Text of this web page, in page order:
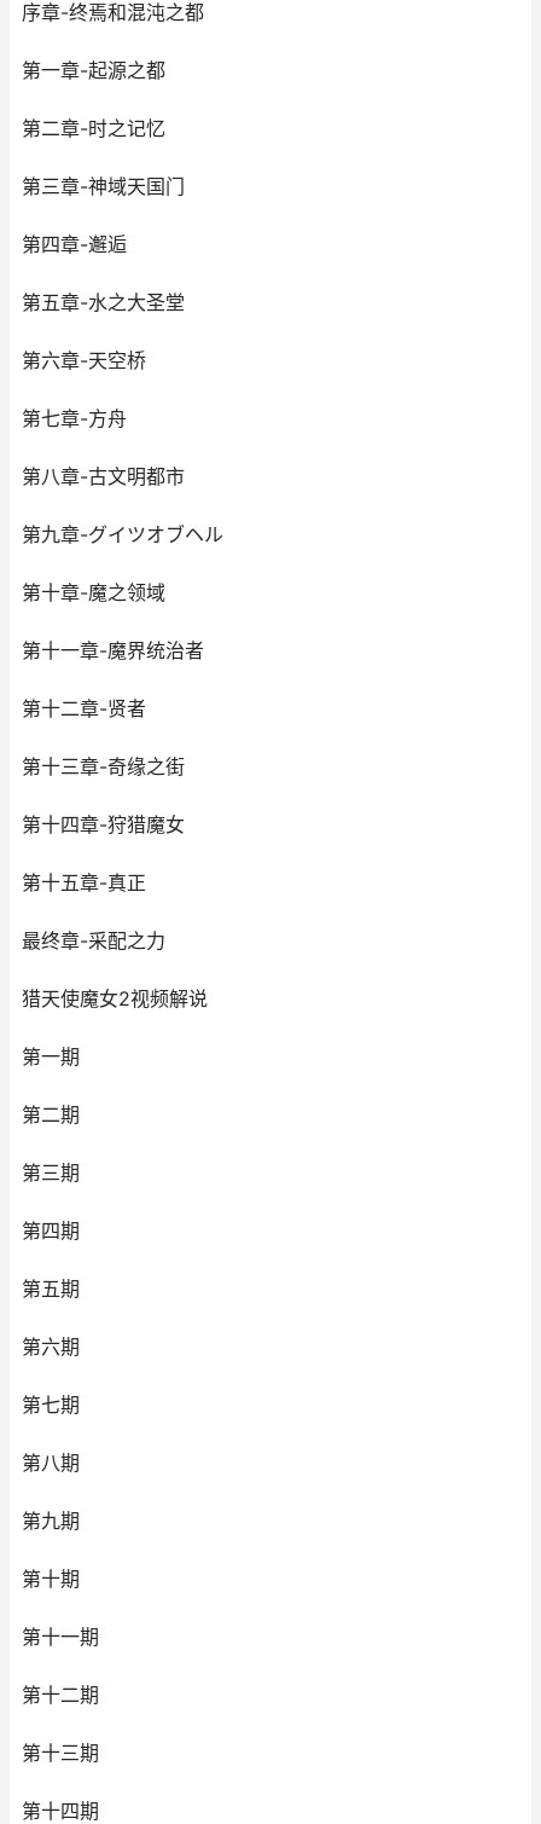
序章-终焉和混沌之都
第一章-起源之都
第二章-时之记忆
第三章-神域天国门
第四章-邂逅
第五章-水之大圣堂
第六章-天空桥
第七章-方舟
第八章-古文明都市
第九章-グイツオブヘル
第十章-魔之领域
第十一章-魔界统治者
第十二章-贤者
第十三章-奇缘之街
第十四章-狩猎魔女
第十五章-真正
最终章-采配之力
猎天使魔女2视频解说
第一期
第二期
第三期
第四期
第五期
第六期
第七期
第八期
第九期
第十期
第十一期
第十二期
第十三期
第十四期